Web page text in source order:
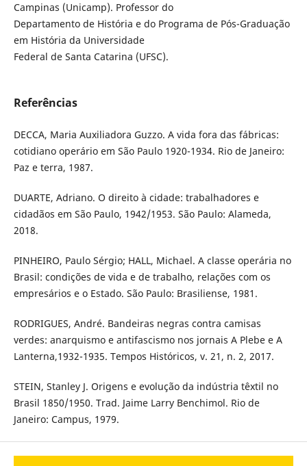
Campinas (Unicamp). Professor do
Departamento de História e do Programa de Pós-Graduação
em História da Universidade
Federal de Santa Catarina (UFSC).
Referências
DECCA, Maria Auxiliadora Guzzo. A vida fora das fábricas:
cotidiano operário em São Paulo 1920-1934. Rio de Janeiro:
Paz e terra, 1987.
DUARTE, Adriano. O direito à cidade: trabalhadores e
cidadãos em São Paulo, 1942/1953. São Paulo: Alameda,
2018.
PINHEIRO, Paulo Sérgio; HALL, Michael. A classe operária no
Brasil: condições de vida e de trabalho, relações com os
empresários e o Estado. São Paulo: Brasiliense, 1981.
RODRIGUES, André. Bandeiras negras contra camisas
verdes: anarquismo e antifascismo nos jornais A Plebe e A
Lanterna,1932-1935. Tempos Históricos, v. 21, n. 2, 2017.
STEIN, Stanley J. Origens e evolução da indústria têxtil no
Brasil 1850/1950. Trad. Jaime Larry Benchimol. Rio de
Janeiro: Campus, 1979.